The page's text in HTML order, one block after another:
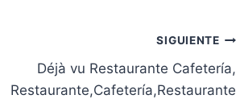
SIGUIENTE
Déjà vu Restaurante Cafetería,
Restaurante,Cafetería,Restaurante